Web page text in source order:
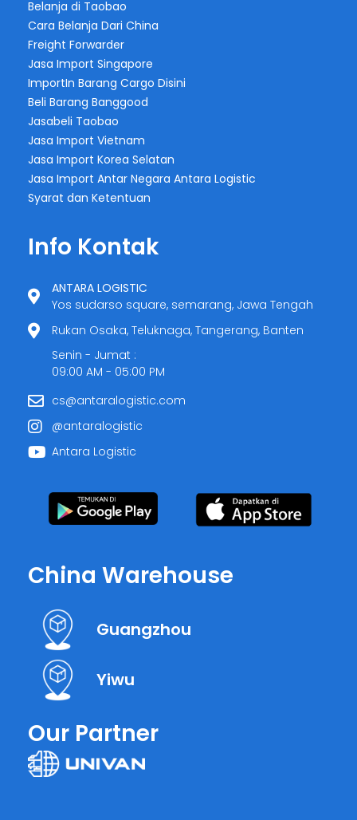
Belanja di Taobao
Cara Belanja Dari China
Freight Forwarder
Jasa Import Singapore
ImportIn Barang Cargo Disini
Beli Barang Banggood
Jasabeli Taobao
Jasa Import Vietnam
Jasa Import Korea Selatan
Jasa Import Antar Negara Antara Logistic
Syarat dan Ketentuan
Info Kontak
ANTARA LOGISTIC
Yos sudarso square, semarang, Jawa Tengah
Rukan Osaka, Teluknaga, Tangerang, Banten
Senin - Jumat :
09:00 AM - 05:00 PM
cs@antaralogistic.com
@antaralogistic
Antara Logistic
China Warehouse
Guangzhou
Yiwu
Our Partner